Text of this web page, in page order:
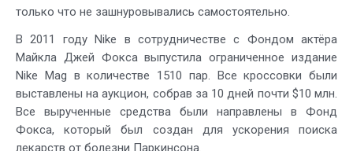
только что не зашнуровывались самостоятельно.
В 2011 году Nike в сотрудничестве с Фондом актёра
Майкла Джей Фокса выпустила ограниченное издание
Nike Mag в количестве 1510 пар. Все кроссовки были
выставлены на аукцион, собрав за 10 дней почти $10 млн.
Все вырученные средства были направлены в Фонд
Фокса, который был создан для ускорения поиска
лекарств от болезни Паркинсона.